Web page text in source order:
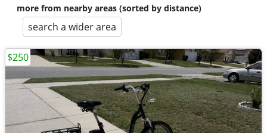
more from nearby areas (sorted by distance)
search a wider area
$250